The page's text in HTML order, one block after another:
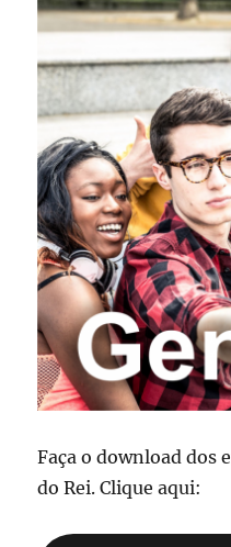
Faça o download dos
do Rei. Clique aqui: